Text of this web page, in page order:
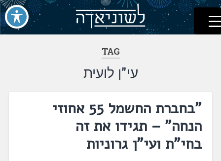
דלג
לתוכן
לשוניאדה
עברית. לשון. שפה
TAG
עי"ן לועית
"בחברת החשמל 55 אחוזי
הנחה" – תגידו את זה
בחי"ת ועי"ן גרוניות